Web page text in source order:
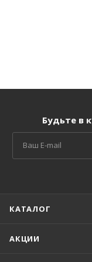
Будьте в
КАТАЛОГ
АКЦИИ